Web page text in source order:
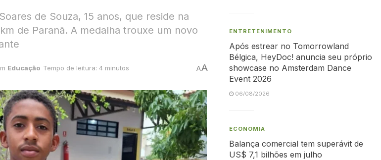
de Souza, 15 anos, que reside na
de Paranã. A medalha trouxe um novo
Educação Tempo de leitura: 4 minutos AA
ENTRETENIMENTO
Após estrear no Tomorrowland
Bélgica, HeyDoc! anuncia seu próprio
showcase no Amsterdam Dance
Event 2026
06/08/2026
ECONOMIA
Balança comercial tem superávit de
US$ 7,1 bilhões em julho